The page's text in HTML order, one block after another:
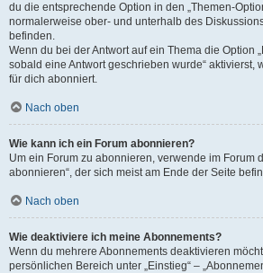
du die entsprechende Option in den „Themen-
normalerweise ober- und unterhalb des
befinden.
Wenn du bei der Antwort auf ein Thema die Option
sobald eine Antwort geschrieben wurde“ aktivierst,
für dich abonniert.
Nach oben
Wie kann ich ein Forum abonnieren?
Um ein Forum zu abonnieren, verwende im Forum
abonnieren“, der sich meist am Ende der Seite
Nach oben
Wie deaktiviere ich meine Abonnements?
Wenn du mehrere Abonnements deaktivieren
persönlichen Bereich unter „Einstieg“ –